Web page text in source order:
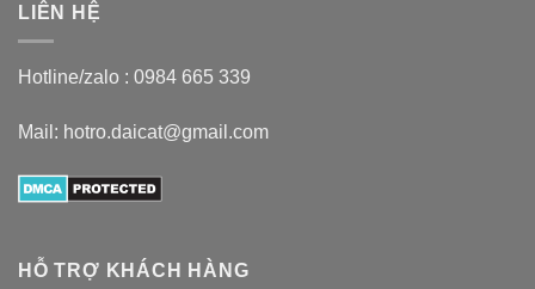
LIÊN HỆ
Hotline/zalo : 0984 665 339
Mail: hotro.daicat@gmail.com
HỖ TRỢ KHÁCH HÀNG